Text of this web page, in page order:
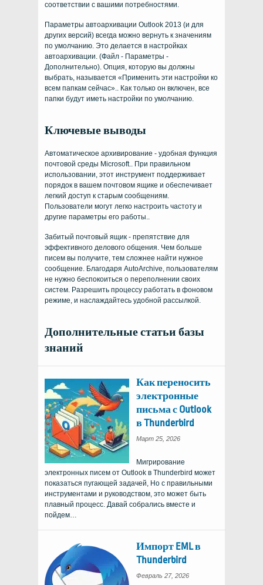
соответствии с вашими потребностями.
Параметры автоархивации Outlook 2013 (и для
других версий) всегда можно вернуть к значениям
по умолчанию. Это делается в настройках
автоархивации. (Файл - Параметры -
Дополнительно). Опция, которую вы должны
выбрать, называется «Применить эти настройки ко
всем папкам сейчас».. Как только он включен, все
папки будут иметь настройки по умолчанию.
Ключевые выводы
Автоматическое архивирование - удобная функция
почтовой среды Microsoft.. При правильном
использовании, этот инструмент поддерживает
порядок в вашем почтовом ящике и обеспечивает
легкий доступ к старым сообщениям.
Пользователи могут легко настроить частоту и
другие параметры его работы..
Забитый почтовый ящик - препятствие для
эффективного делового общения. Чем больше
писем вы получите, тем сложнее найти нужное
сообщение. Благодаря AutoArchive, пользователям
не нужно беспокоиться о переполнении своих
систем. Разрешить процессу работать в фоновом
режиме, и наслаждайтесь удобной рассылкой.
Дополнительные статьи базы
знаний
Как переносить
электронные
письма с Outlook
в Thunderbird
Март 25, 2026
Мигрирование
электронных писем от Outlook в Thunderbird может
показаться пугающей задачей, Но с правильными
инструментами и руководством, это может быть
плавный процесс. Давай собрались вместе и
пойдем…
Импорт EML в
Thunderbird
Февраль 27, 2026